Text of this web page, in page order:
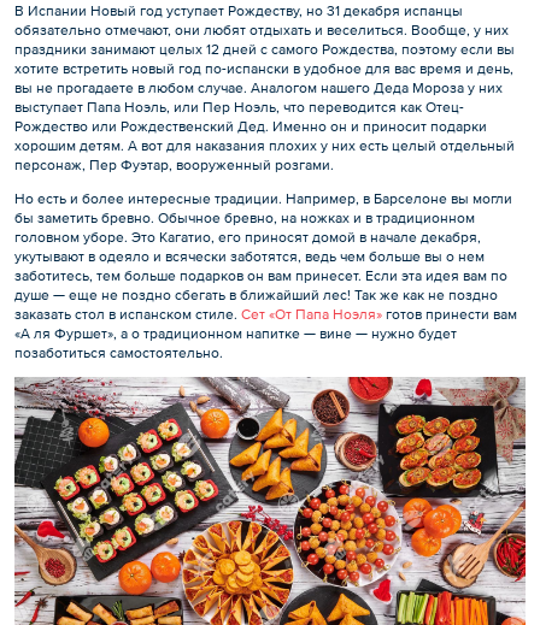
В Испании Новый год уступает Рождеству, но 31 декабря испанцы
обязательно отмечают, они любят отдыхать и веселиться. Вообще, у них
праздники занимают целых 12 дней с самого Рождества, поэтому если вы
хотите встретить новый год по-испански в удобное для вас время и день,
вы не прогадаете в любом случае. Аналогом нашего Деда Мороза у них
выступает Папа Ноэль, или Пер Ноэль, что переводится как Отец-
Рождество или Рождественский Дед. Именно он и приносит подарки
хорошим детям. А вот для наказания плохих у них есть целый отдельный
персонаж, Пер Фуэтар, вооруженный розгами.
Но есть и более интересные традиции. Например, в Барселоне вы могли
бы заметить бревно. Обычное бревно, на ножках и в традиционном
головном уборе. Это Кагатио, его приносят домой в начале декабря,
укутывают в одеяло и всячески заботятся, ведь чем больше вы о нем
заботитесь, тем больше подарков он вам принесет. Если эта идея вам по
душе — еще не поздно сбегать в ближайший лес! Так же как не поздно
заказать стол в испанском стиле. Сет «От Папа Ноэля» готов принести вам
«А ля Фуршет», а о традиционном напитке — вине — нужно будет
позаботиться самостоятельно.